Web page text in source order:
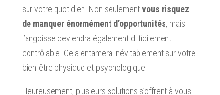
sur votre quotidien. Non seulementvous risquez
de manquer énormément d’opportunités, mais
l’angoisse deviendra également difficilement
contrôlable. Cela entamera inévitablement sur votre
bien-être physique et psychologique.
Heureusement, plusieurs solutions s’offrent à vous